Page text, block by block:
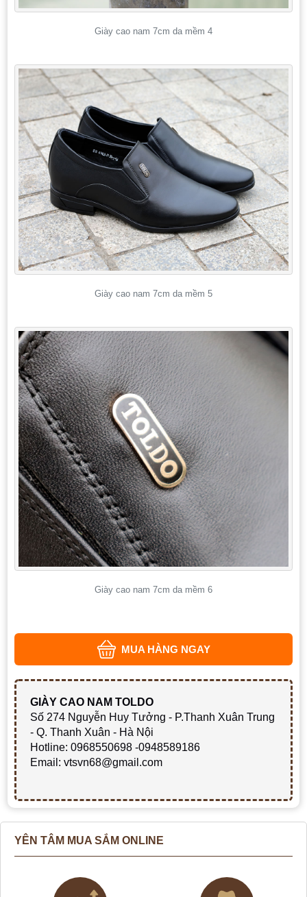
Giày cao nam 7cm da mềm 4
Giày cao nam 7cm da mềm 5
Giày cao nam 7cm da mềm 6
MUA HÀNG NGAY
GIÀY CAO NAM TOLDO
Số 274 Nguyễn Huy Tưởng - P.Thanh Xuân Trung
- Q. Thanh Xuân - Hà Nội
Hotline: 0968550698 -0948589186
Email: vtsvn68@gmail.com
YÊN TÂM MUA SẮM ONLINE